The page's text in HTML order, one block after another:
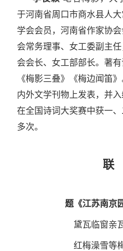
于河南省周口市商水县人
学会会员，河南省作家协
会常务理事、女工委副主
会会长、女工部部长。著有
《梅影三叠》《梅边闻笛
内外文学刊物上发表，并
在全国诗词大奖赛中获一
多次。
联
题《江苏南京
黛瓦临窗亲
红梅澡雪等